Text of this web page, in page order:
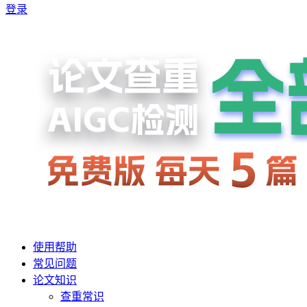
登录
使用帮助
常见问题
论文知识
查重常识